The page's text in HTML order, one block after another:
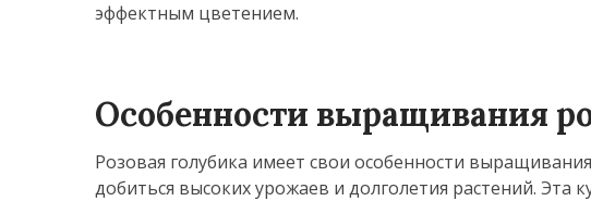
эффектным цветением.
Особенности выращивания
Розовая голубика имеет свои особенности
добиться высоких урожаев и долголетия растений. Эта